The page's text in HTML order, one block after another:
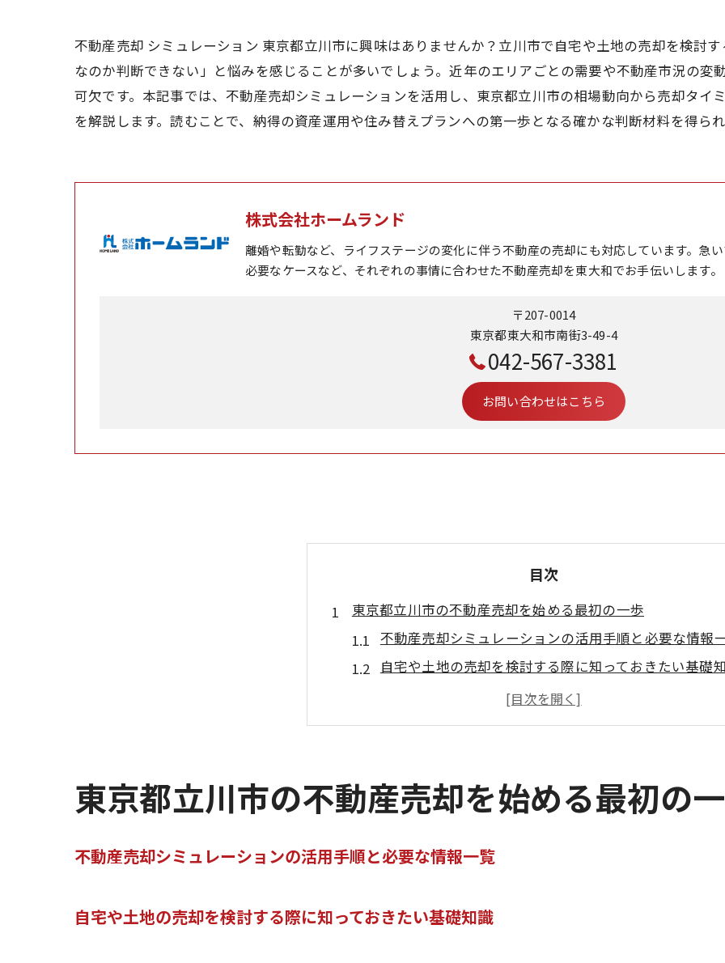
不動産売却 シミュレーション 東京都立川市に興味はありませんか？立川市で自宅や土地の売却を検討
なのか判断できない」と悩みを感じることが多いでしょう。近年のエリアごとの需要や不動産市況の変
可欠です。本記事では、不動産売却シミュレーションを活用し、東京都立川市の相場動向から売却タイ
を解説します。読むことで、納得の資産運用や住み替えプランへの第一歩となる確かな判断材料を得られ
株式会社ホームランド
離婚や転勤など、ライフステージの変化に伴う不動産の売却にも対応しています。急
必要なケースなど、それぞれの事情に合わせた不動産売却を東大和でお手伝いします。
〒207-0014
東京都東大和市南街3-49-4
042-567-3381
お問い合わせはこちら
目次
東京都立川市の不動産売却を始める最初の一歩
不動産売却シミュレーションの活用手順と必要な情報
自宅や土地の売却を検討する際に知っておきたい基礎
東京都立川市で不動産売却を考えるなら押さえるべき注
まずはオンラインで気軽に不動産売却価格をチェック
相場を知って賢く進める不動産売却シミュレーション法
不動産売却シミュレーションで分かる立川市の相場推
築年数や面積による不動産売却価格の違いを知る
マンション・戸建て・土地別の不動産売却の傾向
東京都立川市の不動産売却を始める最初の
不動産売却シミュレーションの活用手順と必要な情報一覧
自宅や土地の売却を検討する際に知っておきたい基礎知識